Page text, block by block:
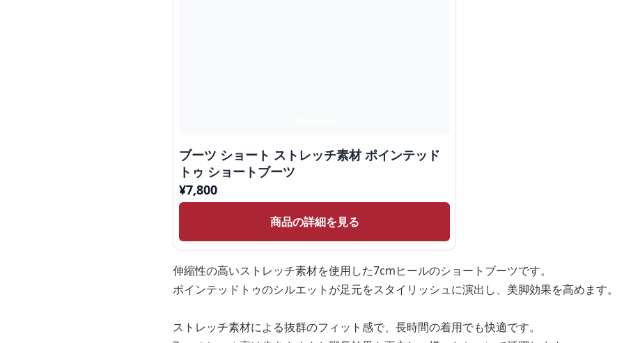
ブーツ ショート ストレッチ素材 ポインテッド
トゥ ショートブーツ
¥7,800
商品の詳細を見る
伸縮性の高いストレッチ素材を使用した7cmヒールのショートブーツです。
ポインテッドトゥのシルエットが足元をスタイリッシュに演出し、美脚効果を高めます。
ストレッチ素材による抜群のフィット感で、長時間の着用でも快適です。